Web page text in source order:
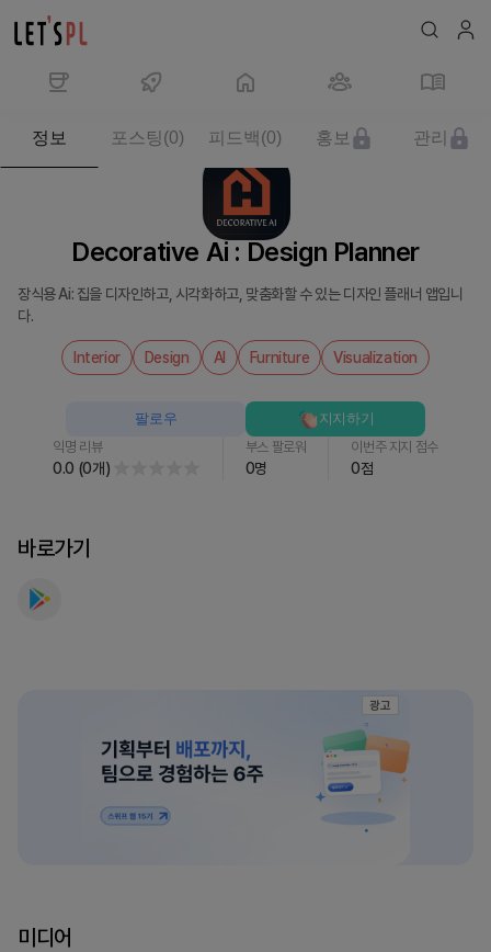
서
Decorative
Design
Decorative Ai : Design Planner
장식용 Ai: 집을 디자인하고, 시각화하고, 맞춤화할 수 있는 디자인 플래너 앱입니
다.
Interior Design AI Furniture Visualization
익명 리뷰
0.0 (0개)
부스 팔로워
0명
이번주 지지 점수
0점
팔로우 지지하기
정보 포스팅(0) 피드백 (0) 홍보 관리
바로가기
광고
미디어